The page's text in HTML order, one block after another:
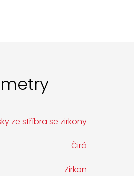
ze stříbra se zirkony
Čirá
Zirkon